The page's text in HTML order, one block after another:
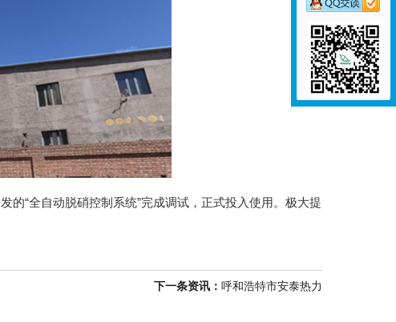
的“全自动脱硝控制系统”完成调试，正式投入使用。极大提
下一条资讯： 呼和浩特市安泰热力